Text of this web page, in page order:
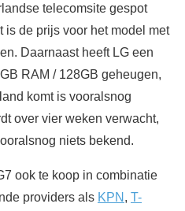
telecomsite gespot
is de prijs voor het model met
Daarnaast heeft LG een
RAM / 128GB geheugen,
komt is vooralsnog
over vier weken verwacht,
niets bekend.
ook te koop in combinatie
providers als KPN , T-